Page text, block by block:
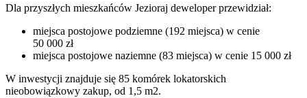
Dla przyszłych mieszkańców Jezioraj deweloper przewidział:
miejsca postojowe podziemne (192 miejsca) w cenie
50 000 zł
miejsca postojowe naziemne (83 miejsca) w cenie 15 000 zł
W inwestycji znajduje się 85 komórek lokatorskich
nieobowiązkowy zakup, od 1,5 m2.